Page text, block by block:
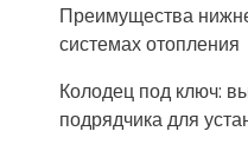
Преимущества
системах отопления
Колодец под ключ:
подрядчика для